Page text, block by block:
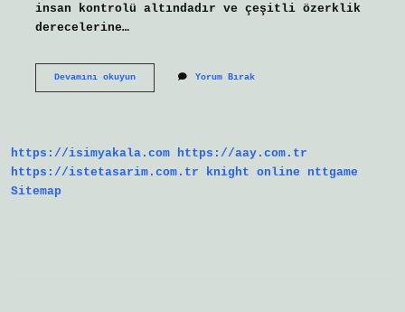
insan kontrolü altındadır ve çeşitli özerklik
derecelerine…
Devamını okuyunİNsansız
Yorum Bırak
https://isimyakala.com https://aay.com.tr
https://istetasarim.com.tr
knight online
nttgame
Sitemap